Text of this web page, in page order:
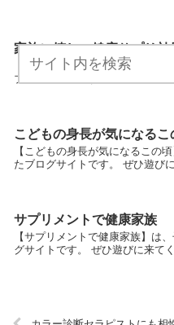
家族に嬉しい健康サプリ効
【家族に嬉しい健康サプリ効果
ブログサイトです。 ぜひ遊びに
こどもの身長が気になるこ
【こどもの身長が気になるこの
たブログサイトです。 ぜひ遊び
サプリメントで健康家族
【サプリメントで健康家族】は
グサイトです。 ぜひ遊びに来てく